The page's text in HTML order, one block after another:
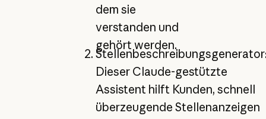
dem sie
verstanden und
gehört werden.
Dieser Claude-gestützte
Assistent hilft Kunden, schnell
überzeugende Stellenanzeigen